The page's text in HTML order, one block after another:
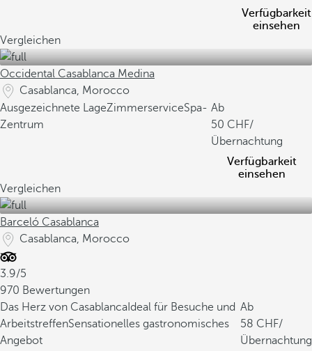
Verfügbarkeit
einsehen
Vergleichen
Occidental Casablanca Medina
Casablanca, Morocco
Ausgezeichnete LageZimmerserviceSpa-
Zentrum
Ab
50
/
Übernachtung
Verfügbarkeit
einsehen
Vergleichen
Barceló Casablanca
Casablanca, Morocco
3.9/5
970 Bewertungen
Das Herz von Casablanca Ideal für Besuche und
ArbeitstreffenSensationelles gastronomisches
Angebot
Ab
58
/
Übernachtung